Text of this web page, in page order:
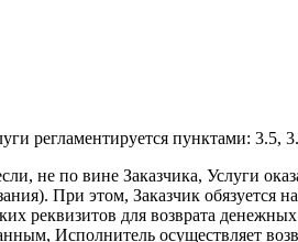
регламентируется пунктами: 3.5,
не по вине Заказчика, Услуги
При этом, Заказчик обязуется
реквизитов для возврата
Исполнитель осуществляет